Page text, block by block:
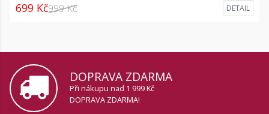
699 Kč999 Kč DETAIL
DOPRAVA ZDARMA
Při nákupu nad 1 999 Kč
DOPRAVA ZDARMA!